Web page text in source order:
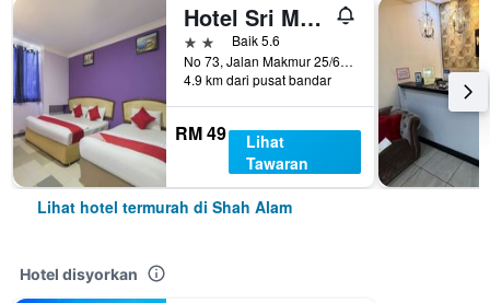
Hotel Sri Muda Corner Sdn Bhd
2 bintangBaik 5.6
No 73, Jalan Makmur 25/64, Taman Sri Muda,Selangor, Shah Alam, Malaysia
4.9 km dari pusat bandar
RM 49
Lihat
Tawaran
Lihat hotel termurah di Shah Alam
Hotel disyorkan